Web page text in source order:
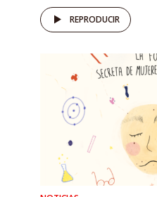
REPRODUCIR